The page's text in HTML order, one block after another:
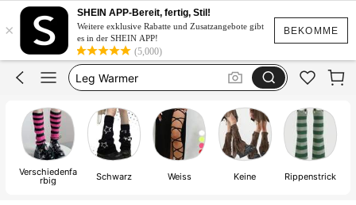
BEKOMME
×
SHEIN APP-Bereit, fertig, Stil!
Weitere exklusive Rabatte und Zusatzangebote gibt
es in der SHEIN APP!
(5,000)
Stulpen Beine
Leg Warmer
Leg Warmers
Stulpen
Verschiedenfa
rbig Schwarz Weiss Keine Rippenstrick